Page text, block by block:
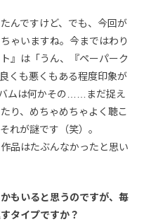
んですけど、でも、今回が
ゃいますね。今まではわり
』は「うん、『ペーパーク
くも悪くもある程度印象が
ムは何かその……まだ捉え
り、めちゃめちゃよく聴こ
れが謎です（笑）。
品はたぶんなかったと思い
もいると思うのですが、毎
タイプですか？